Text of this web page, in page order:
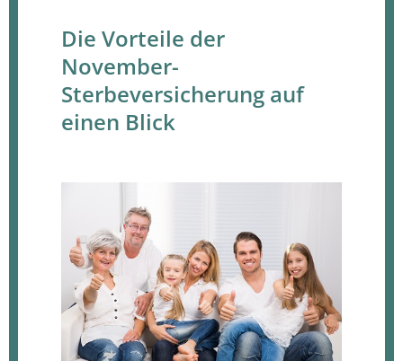
Die Vorteile der
November-
Sterbeversicherung auf
einen Blick